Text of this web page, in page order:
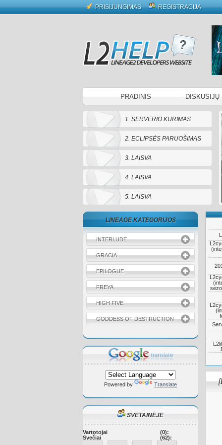
PRISIJUNGIMAS REGISTRACIJA
PRADINIS DISKUSIJŲ
1. SERVERIO KURIMAS
2. ECLIPSĖS PARUOŠIMAS
3. LAISVA
4. LAISVA
5. LAISVA
LINEAGE KATEGORIJOS
INTERLUDE
GRACIA
EPILOGUE
FREYA
HIGH FIVE
GODDESS OF DESTRUCTION
Powered by Translate
SVETAINĖJE
Vartotojai
(0):
Svečiai
(62):